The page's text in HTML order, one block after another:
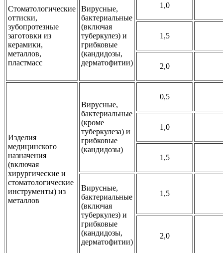
Стоматологические
оттиски,
зубопротезные
заготовки из
керамики,
металлов,
пластмасс
Вирусные,
бактериальные
(включая
туберкулез) и
грибковые
(кандидозы,
дерматофитии)
1,0
1,5
2,0
Изделия
медицинского
назначения
(включая
хирургические и
стоматологические
инструменты) из
металлов
Вирусные,
бактериальные
(кроме
туберкулеза) и
грибковые
(кандидозы)
0,5
1,0
1,5
Вирусные,
бактериальные
(включая
туберкулез) и
грибковые
(кандидозы,
дерматофитии)
1,5
2,0